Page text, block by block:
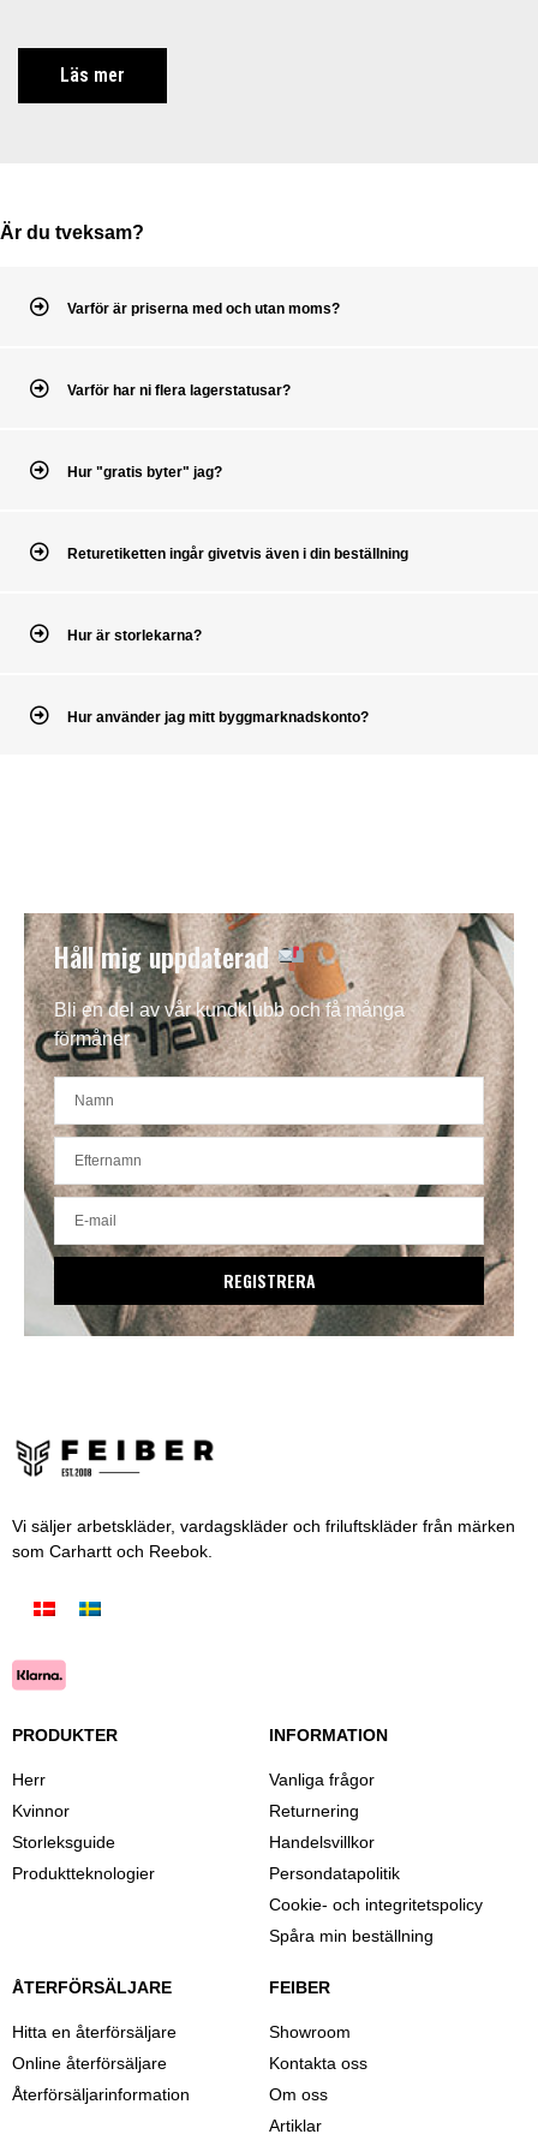
Läs mer
Är du tveksam?
Varför är priserna med och utan moms?
Varför har ni flera lagerstatusar?
Hur "gratis byter" jag?
Returetiketten ingår givetvis även i din beställning
Hur är storlekarna?
Hur använder jag mitt byggmarknadskonto?
Håll mig uppdaterad
Bli en del av vår kundklubb och få många
förmåner
REGISTRERA
Vi säljer arbetskläder, vardagskläder och friluftskläder från märken
som Carhartt och Reebok.
PRODUKTER
Herr
Kvinnor
Storleksguide
Produktteknologier
INFORMATION
Vanliga frågor
Returnering
Handelsvillkor
Persondatapolitik
Cookie- och integritetspolicy
Spåra min beställning
ÅTERFÖRSÄLJARE
Hitta en återförsäljare
Online återförsäljare
Återförsäljarinformation
FEIBER
Showroom
Kontakta oss
Om oss
Artiklar